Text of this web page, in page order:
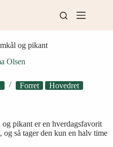
og pikant
Olsen
Forret Hovedret
pikant er en hverdagsfavorit
så tager den kun en halv time